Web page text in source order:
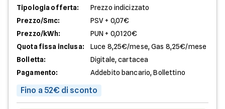
Tipologia offerta:
Prezzo indicizzato
Prezzo/Smc:
PSV + 0,07€
Prezzo/kWh:
PUN + 0,0120€
Quota fissa inclusa:
Luce 8,25€/mese, Gas 8,25€/mese
Bolletta:
Digitale, cartacea
Pagamento:
Addebito bancario, Bollettino
Fino a 52€ di sconto